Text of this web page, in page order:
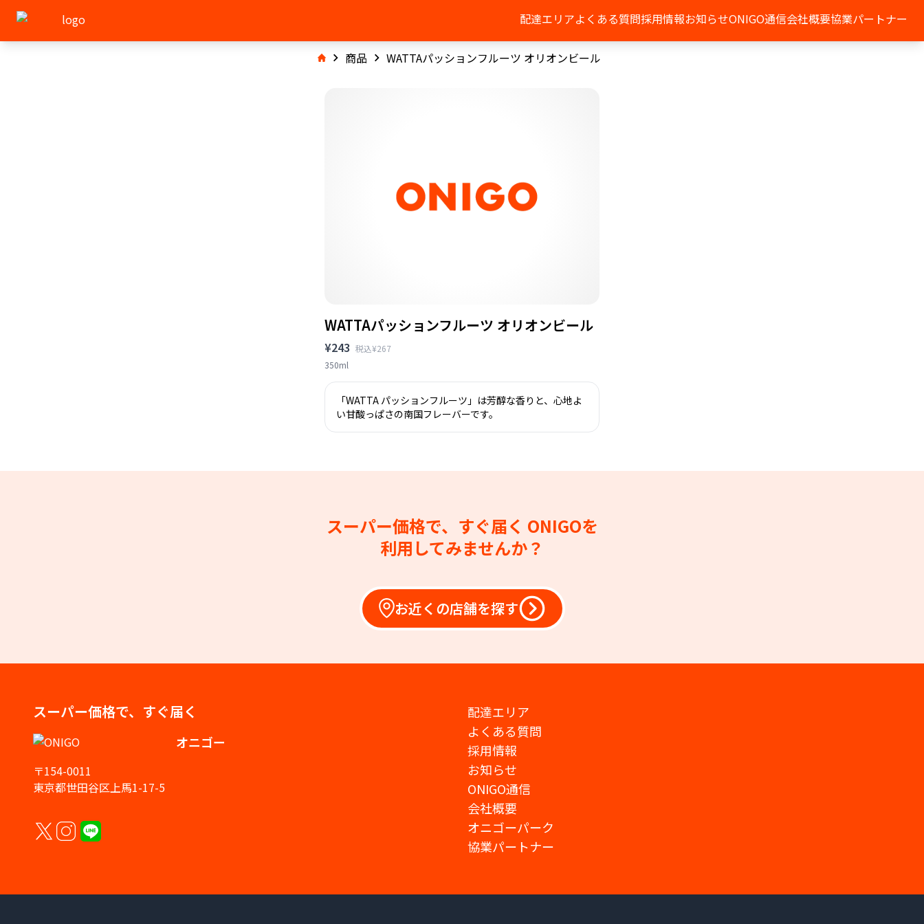
配達エリアよくある質問採用情報お知らせONIGO通信会社概要協業パートナー
商品 WATTAパッションフルーツ オリオンビール
WATTAパッションフルーツ オリオンビール
¥243 税込¥267
350ml
「WATTA パッションフルーツ」は芳醇な香りと、心地よ
い甘酸っぱさの南国フレーバーです。
スーパー価格で、すぐ届く ONIGOを
利用してみませんか？
お近くの店舗を探す
スーパー価格で、すぐ届く
オニゴー
〒154-0011
東京都世田谷区上馬1-17-5
配達エリア
よくある質問
採用情報
お知らせ
ONIGO通信
会社概要
オニゴーパーク
協業パートナー